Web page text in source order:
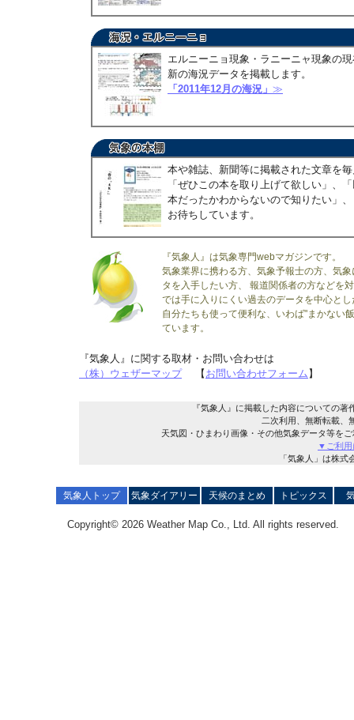
エルニーニョ現象・ラニーニャ現象の
新の海況データを掲載します。
「2011年12月の海況」 ≫
本や雑誌、新聞等に掲載された文章を
「ぜひこの本を取り上げて欲しい」、
本だったかわからないので知りたい」
お待ちしています。
『気象人』は気象専門webマガジンです。
気象業界に携わる方、気象予報士の方、気
タを入手したい方、 報道関係者の方などを
では手に入りにくい過去のデータを中心と
自分たちも使って便利な、いわば"まかない
ています。
『気象人』に関する取材・お問い合わせは
（株）ウェザーマップ【 お問い合わせフォーム 】
『気象人』に掲載した内容についての
二次利用、無断転載、
天気図・ひまわり画像・その他気象データ等を
▼ご利用
「気象人」は株
気象人トップ 気象ダイアリー 天候のまとめ トピックス
Copyright© 2026 Weather Map Co., Ltd. All rights reserved.